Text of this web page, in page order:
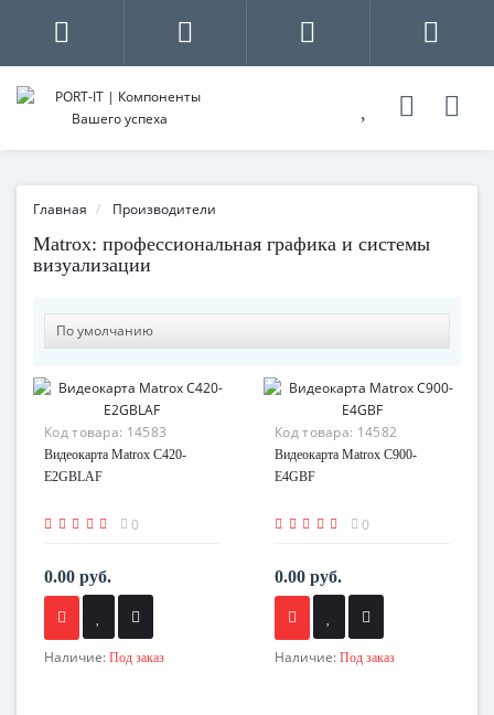
Главная Производители
Matrox: профессиональная графика и системы
визуализации
Код товара: 14583
Видеокарта Matrox C420-
E2GBLAF
0
0.00 руб.
Наличие: Под заказ
Код товара: 14582
Видеокарта Matrox C900-
E4GBF
0
0.00 руб.
Наличие: Под заказ